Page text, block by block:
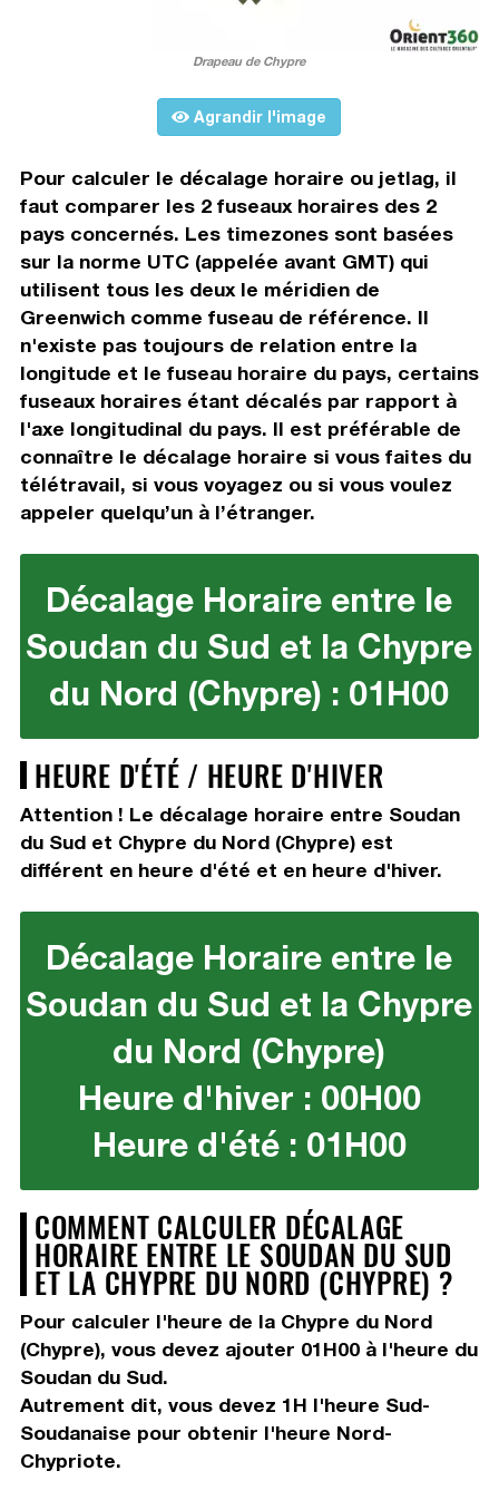
Drapeau de Chypre
Agrandir l'image
Pour calculer le décalage horaire ou jetlag, il
faut comparer les 2 fuseaux horaires des 2
pays concernés. Les timezones sont basées
sur la norme UTC (appelée avant GMT) qui
utilisent tous les deux le méridien de
Greenwich comme fuseau de référence. Il
n'existe pas toujours de relation entre la
longitude et le fuseau horaire du pays, certains
fuseaux horaires étant décalés par rapport à
l'axe longitudinal du pays. Il est préférable de
connaître le décalage horaire si vous faites du
télétravail, si vous voyagez ou si vous voulez
appeler quelqu’un à l’étranger.
Décalage Horaire entre le
Soudan du Sud et la Chypre
du Nord (Chypre) : 01H00
HEURE D'ÉTÉ / HEURE D'HIVER
Attention ! Le décalage horaire entre Soudan
du Sud et Chypre du Nord (Chypre) est
différent en heure d'été et en heure d'hiver.
Décalage Horaire entre le
Soudan du Sud et la Chypre
du Nord (Chypre)
Heure d'hiver : 00H00
Heure d'été : 01H00
COMMENT CALCULER DÉCALAGE
HORAIRE ENTRE LE SOUDAN DU SUD
ET LA CHYPRE DU NORD (CHYPRE) ?
Pour calculer l'heure de la Chypre du Nord
(Chypre), vous devez ajouter 01H00à l'heure du
Soudan du Sud.
Autrement dit, vous devez 1H l'heure Sud-
Soudanaise pour obtenir l'heure Nord-
Chypriote.